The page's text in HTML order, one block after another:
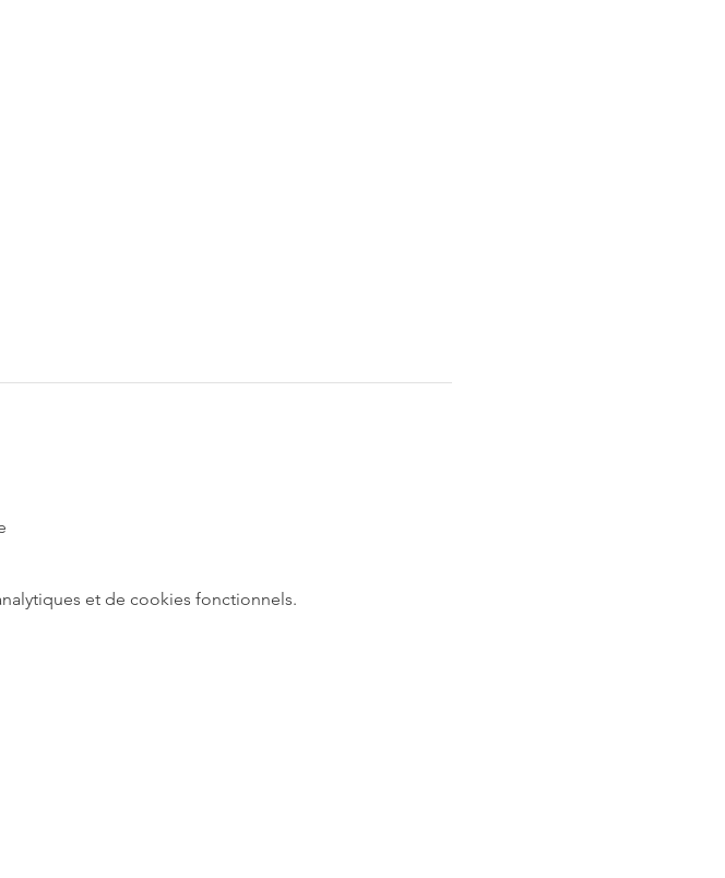
et de cookies fonctionnels.